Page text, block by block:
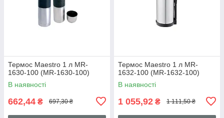
Термос Maestro 1 л MR-
1630-100 (MR-1630-100)
В наявності
662,44 ₴ 697,30 ₴
Термос Maestro 1 л MR-
1632-100 (MR-1632-100)
В наявності
1 055,92 ₴ 1 111,50 ₴